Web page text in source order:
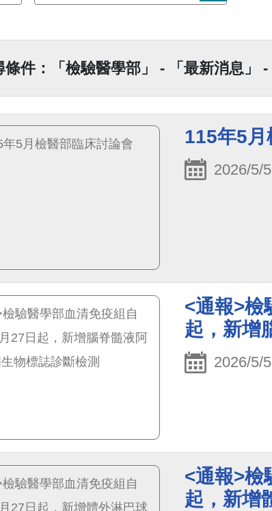
條件：「檢驗醫學部」 - 「最新消息」 -
115年5月
2026/5/5
<通報>檢
起，新增
2026/5/5
<通報>檢
起，新增